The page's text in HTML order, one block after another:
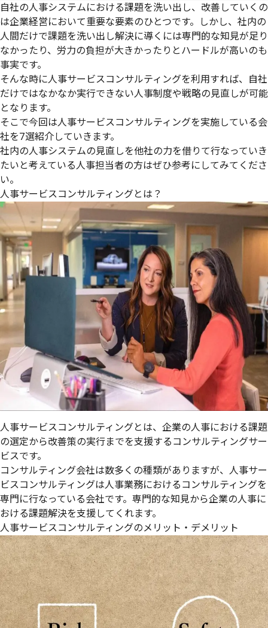
自社の人事システムにおける課題を洗い出し、改善していくの
は企業経営において重要な要素のひとつです。しかし、社内の
人間だけで課題を洗い出し解決に導くには専門的な知見が足り
なかったり、労力の負担が大きかったりとハードルが高いのも
事実です。
そんな時に人事サービスコンサルティングを利用すれば、自社
だけではなかなか実行できない人事制度や戦略の見直しが可能
となります。
そこで今回は人事サービスコンサルティングを実施している会
社を7選紹介していきます。
社内の人事システムの見直しを他社の力を借りて行なっていき
たいと考えている人事担当者の方はぜひ参考にしてみてくださ
い。
人事サービスコンサルティングとは？
人事サービスコンサルティングとは、企業の人事における課題
の選定から改善策の実行までを支援するコンサルティングサー
ビスです。
コンサルティング会社は数多くの種類がありますが、人事サー
ビスコンサルティングは人事業務におけるコンサルティングを
専門に行なっている会社です。専門的な知見から企業の人事に
おける課題解決を支援してくれます。
人事サービスコンサルティングのメリット・デメリット